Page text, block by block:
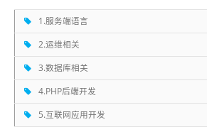
1.服务端语言
2.运维相关
3.数据库相关
4.PHP后端开发
5.互联网应用开发